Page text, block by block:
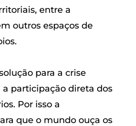
entre a
outros espaços de
para a crise
participação direta dos
Por isso a
que o mundo ouça os